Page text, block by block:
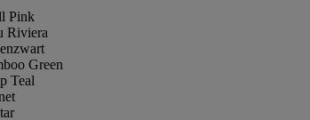
Pink
Riviera
Green
Teal